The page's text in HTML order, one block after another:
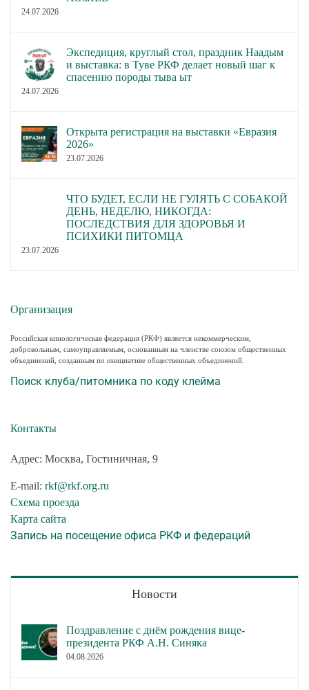
24.07.2026
Экспедиция, круглый стол, праздник Наадым
и выставка: в Туве РКФ делает новый шаг к
спасению породы тыва ыт
24.07.2026
Открыта регистрация на выставки «Евразия
2026»
23.07.2026
ЧТО БУДЕТ, ЕСЛИ НЕ ГУЛЯТЬ С СОБАКОЙ
ДЕНЬ, НЕДЕЛЮ, НИКОГДА:
ПОСЛЕДСТВИЯ ДЛЯ ЗДОРОВЬЯ И
ПСИХИКИ ПИТОМЦА
23.07.2026
Организация
Российская кинологическая федерация (РКФ) является некоммерческим,
добровольным, самоуправляемым, основанным на членстве союзом общественных
объединений, созданным по инициативе общественных объединений.
Поиск клуба/питомника по коду клейма
Контакты
Адрес: Москва, Гостиничная, 9
E-mail: rkf@rkf.org.ru
Схема проезда
Карта сайта
Запись на посещение офиса РКФ и федераций
Новости
Поздравление с днём рождения вице-
президента РКФ А.Н. Синяка
04.08.2026